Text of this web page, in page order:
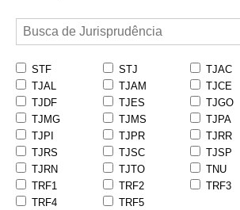
STF STJ
TJAC
TJAL
TJAM
TJCE
TJDF
TJES
TJGO
TJMG
TJMS
TJPA
TJPI
TJPR
TJRR
TJRS
TJSC
TJSP
TJRN
TJTO
TNU
TRF1
TRF2
TRF3
TRF4
TRF5